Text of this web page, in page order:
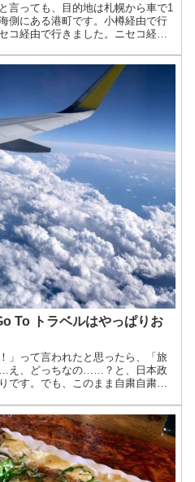
言っても、目的地は札幌から車で1
側にある港町です。小樽経由で行
コ経由で行きました。ニセコ経由
To トラベルはやっぱりお
」って言われたと思ったら、「旅
え、どっちなの……？と、日本政
です。でも、このまま自粛自粛だ